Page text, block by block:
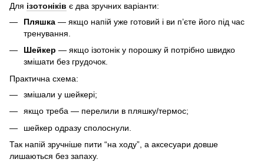
Для ізотоніків є два зручних варіанти:
Пляшка — якщо напій уже готовий і ви п’єте його під час
тренування.
Шейкер — якщо ізотонік у порошку й потрібно швидко
змішати без грудочок.
Практична схема:
змішали у шейкері;
якщо треба — перелили в пляшку/термос;
шейкер одразу сполоснули.
Так напій зручніше пити “на ходу”, а аксесуари довше
лишаються без запаху.